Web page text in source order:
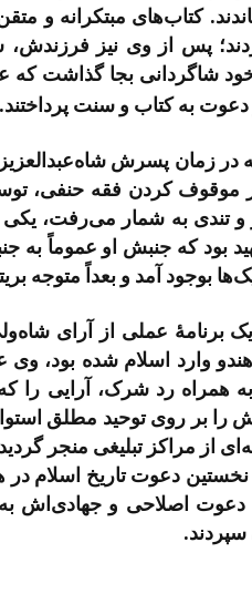
کتاب‌­های مبتکرانه و
شاگردانی بجا گذاشت که
دعوت به کتاب و سنت پرداختند.
زمان پسرش
موقوف کردن فقه حنفی،
تندی به شمار می‌­رفت، یکی
بود که جنبش او عموماً
بوجود آمد و بعداً متوجه
برنامۀ عملی از آرای
وارد اسلام شده بود،
همراه رد شرک، آرایی را
را بر روی توحید مطلق
از مراکز تبلیغی منجر
دعوت تاریخ اسلام
دعوت اصلاحی و جهادی­‌اش
سپردند.